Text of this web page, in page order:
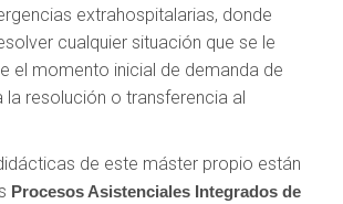
extrahospitalarias, donde
cualquier situación que se le
el momento inicial de demanda de
la resolución o transferencia al
de este máster propio están
Procesos Asistenciales Integrados de